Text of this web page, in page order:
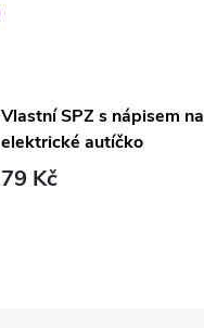
Vlastní SPZ s nápisem na
elektrické autíčko
79 Kč